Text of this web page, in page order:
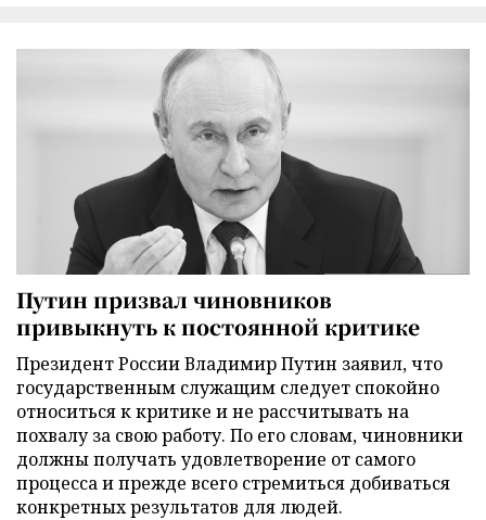
Путин призвал чиновников
привыкнуть к постоянной критике
Президент России Владимир Путин заявил, что
государственным служащим следует спокойно
относиться к критике и не рассчитывать на
похвалу за свою работу. По его словам, чиновники
должны получать удовлетворение от самого
процесса и прежде всего стремиться добиваться
конкретных результатов для людей.